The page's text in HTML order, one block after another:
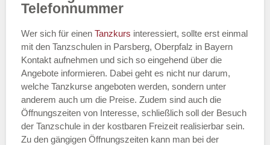
Telefonnummer
Wer sich für einen Tanzkurs interessiert, sollte erst einmal
mit den Tanzschulen in Parsberg, Oberpfalz in Bayern
Kontakt aufnehmen und sich so eingehend über die
Angebote informieren. Dabei geht es nicht nur darum,
welche Tanzkurse angeboten werden, sondern unter
anderem auch um die Preise. Zudem sind auch die
Öffnungszeiten von Interesse, schließlich soll der Besuch
der Tanzschule in der kostbaren Freizeit realisierbar sein.
Zu den gängigen Öffnungszeiten kann man bei der